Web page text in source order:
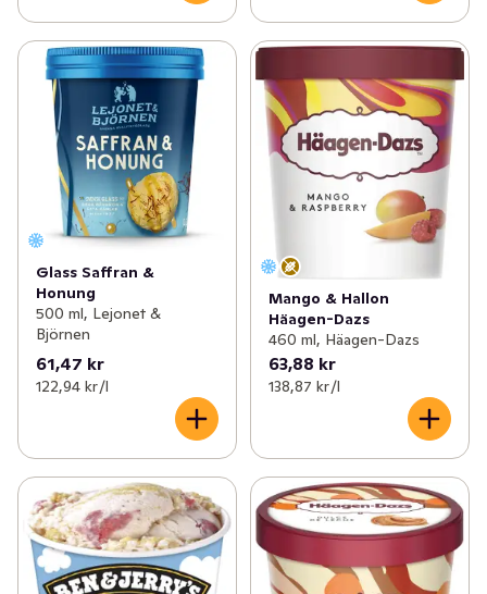
Glass Saffran &
Honung
500 ml, Lejonet &
Björnen
61,47 kr
122,94 kr /l
Mango & Hallon
Häagen-Dazs
460 ml, Häagen-Dazs
63,88 kr
138,87 kr /l